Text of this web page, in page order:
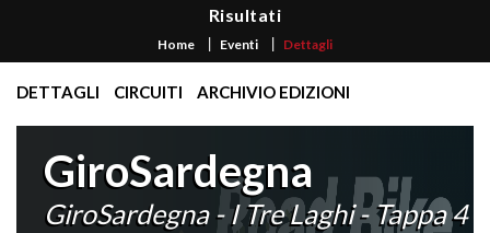
Risultati
Home Eventi Dettagli
DETTAGLI CIRCUITI ARCHIVIO EDIZIONI
GiroSardegna
GiroSardegna - I Tre Laghi - Tappa 4